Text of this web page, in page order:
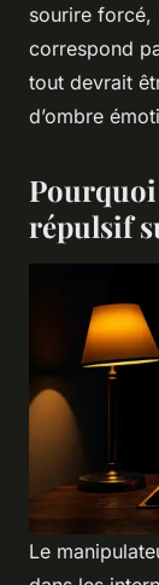
sourire forcé,
correspond
tout devrait
d’ombre
répulsif
Le